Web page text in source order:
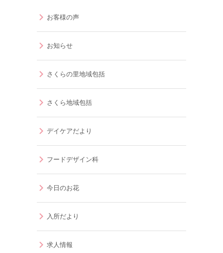
お客様の声
お知らせ
さくらの里地域包括
さくら地域包括
デイケアだより
フードデザイン科
今日のお花
入所だより
求人情報